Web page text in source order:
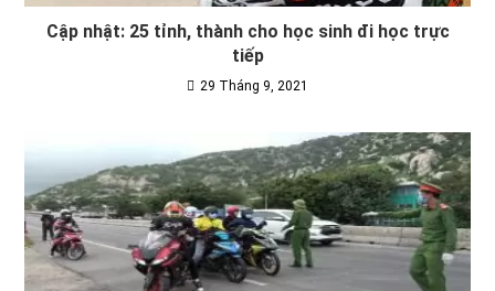
Cập nhật: 25 tỉnh, thành cho học sinh đi học trực
tiếp
29 Tháng 9, 2021